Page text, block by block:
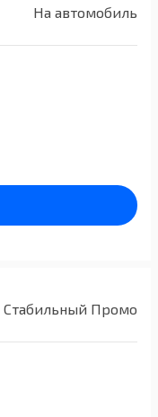
На автомобиль
Стабильный Промо